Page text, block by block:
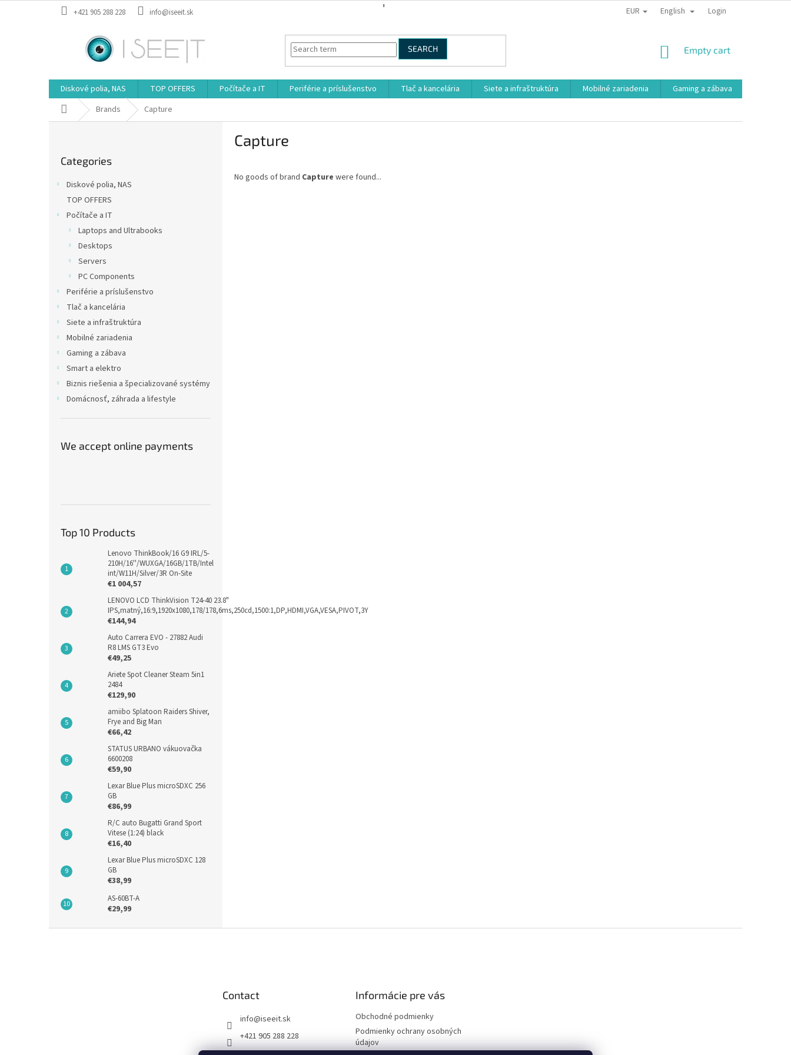
+421 905 288 228 info@iseeit.sk EUR English Login
SEARCH
SHOPPING
Empty cart
Diskové polia, NAS TOP OFFERS Počítače a IT Periférie a príslušenstvo Tlač a kancelária Siete a infraštruktúra Mobilné zariadenia Gaming a zábava
Home Brands Capture
categories
Categories
Diskové polia, NAS
TOP OFFERS
Počítače a IT
Laptops and Ultrabooks
Desktops
Servers
PC Components
Periférie a príslušenstvo
Tlač a kancelária
Siete a infraštruktúra
Mobilné zariadenia
Gaming a zábava
Smart a elektro
Biznis riešenia a špecializované systémy
Domácnosť, záhrada a lifestyle
We accept online payments
Top 10 Products
Lenovo ThinkBook/16 G9 IRL/5-
210H/16''/WUXGA/16GB/1TB/Intel
int/W11H/Silver/3R On-Site
€1 004,57
LENOVO LCD ThinkVision T24-40 23.8"
IPS,matný,16:9,1920x1080,178/178,6ms,250cd,1500:1,DP,HDMI,VGA,VESA,PIVOT,3Y
€144,94
Auto Carrera EVO - 27882 Audi
R8 LMS GT3 Evo
€49,25
Ariete Spot Cleaner Steam 5in1
2484
€129,90
amiibo Splatoon Raiders Shiver,
Frye and Big Man
€66,42
STATUS URBANO vákuovačka
6600208
€59,90
Lexar Blue Plus microSDXC 256
GB
€86,99
R/C auto Bugatti Grand Sport
Vitese (1:24) black
€16,40
Lexar Blue Plus microSDXC 128
GB
€38,99
AS-60BT-A
€29,99
Capture
No goods of brand Capture were found...
Contact
info@iseeit.sk
+421 905 288 228
Informácie pre vás
Obchodné podmienky
Podmienky ochrany osobných
údajov